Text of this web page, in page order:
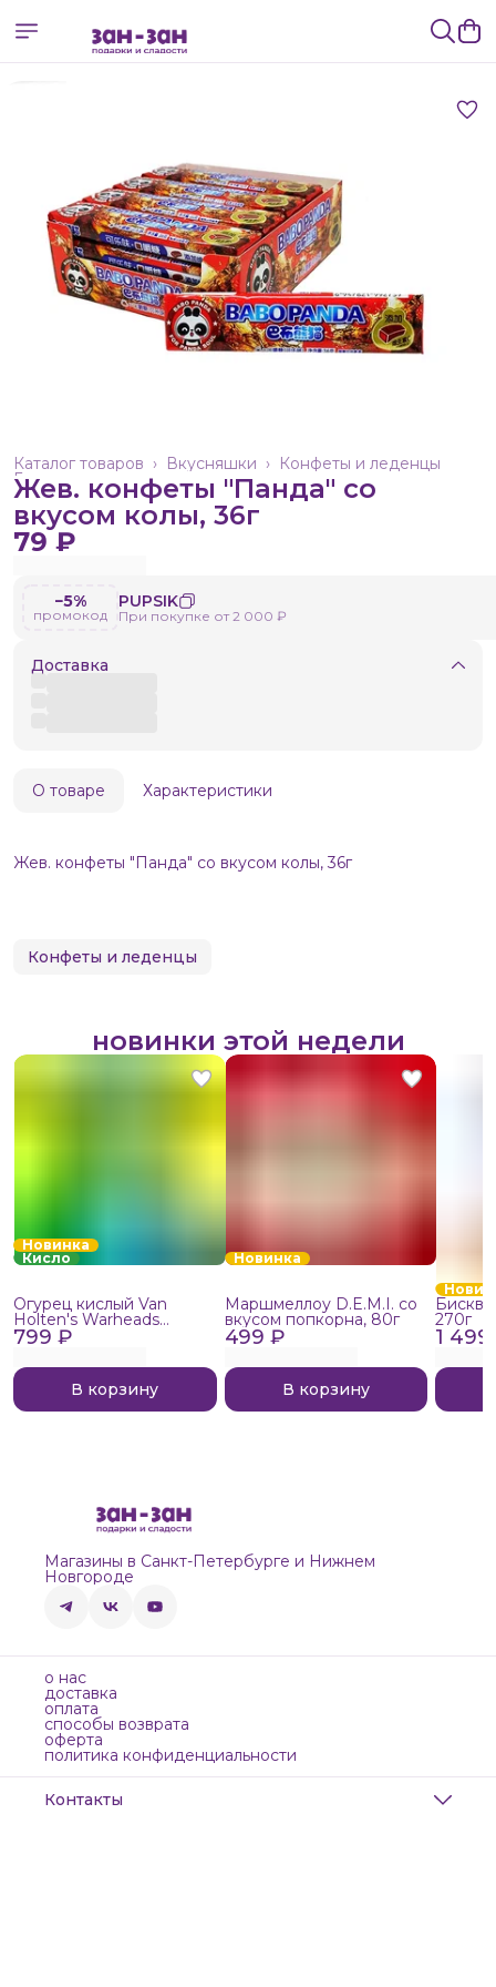
Конфеты и леденцы
Вкусняшки ›
Каталог товаров ›
Главная
Жев. конфеты "Панда" со
вкусом колы, 36г
79 ₽
−5%
промокод
PUPSIK
При покупке от 2 000 ₽
Доставка
О товаре Характеристики
Жев. конфеты "Панда" со вкусом колы, 36г
Конфеты и леденцы
новинки этой недели
Новинка
Кисло
799 ₽
Огурец кислый Van
Holten's Warheads
Extreme Sour, 140г
В корзину
Новинка
499 ₽
Маршмеллоу D.E.M.I. со
вкусом попкорна, 80г
В корзину
1
270г
Магазины в Санкт-Петербурге и Нижнем
Новгороде
о нас
доставка
оплата
способы возврата
оферта
политика конфиденциальности
Контакты